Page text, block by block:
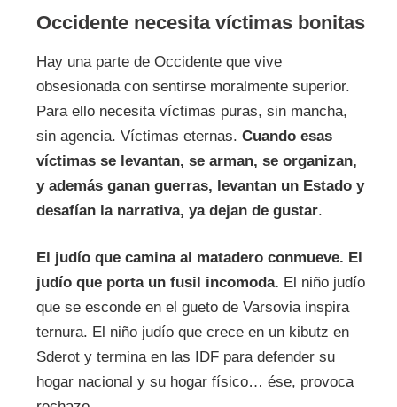
Occidente necesita víctimas bonitas
Hay una parte de Occidente que vive
obsesionada con sentirse moralmente superior.
Para ello necesita víctimas puras, sin mancha,
sin agencia. Víctimas eternas. Cuando esas
víctimas se levantan, se arman, se organizan,
y además ganan guerras, levantan un Estado y
desafían la narrativa, ya dejan de gustar.
El judío que camina al matadero conmueve. El
judío que porta un fusil incomoda. El niño judío
que se esconde en el gueto de Varsovia inspira
ternura. El niño judío que crece en un kibutz en
Sderot y termina en las IDF para defender su
hogar nacional y su hogar físico… ése, provoca